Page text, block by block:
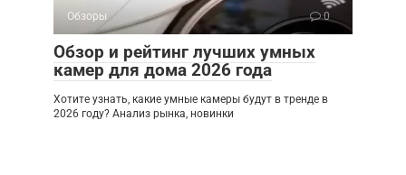
Обзоры 0
Обзор и рейтинг лучших умных
камер для дома 2026 года
Хотите узнать, какие умные камеры будут в тренде в
2026 году? Анализ рынка, новинки